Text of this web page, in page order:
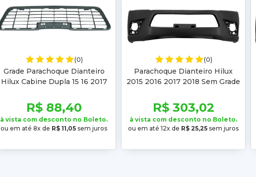
(0)
Grade Parachoque Dianteiro
Hilux Cabine Dupla 15 16 2017
19 20 2021
R$ 88,40
à vista com desconto no Boleto.
ou em até 8x de R$ 11,05 sem juros
(0)
Parachoque Dianteiro Hilux
2015 2016 2017 2018 Sem Grade
R$ 303,02
à vista com desconto no Boleto.
ou em até 12x de R$ 25,25 sem juros